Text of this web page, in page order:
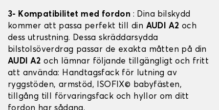
3- Kompatibilitet med fordon : Dina bilskydd
kommer att passa perfekt till din AUDI A2 och
dess utrustning. Dessa skräddarsydda
bilstolsöverdrag passar de exakta måtten på din
AUDI A2 och lämnar följande tillgängligt och fritt
att använda: Handtagsfack för lutning av
ryggstöden, armstöd, ISOFIX© babyfästen,
tillgång till förvaringsfack och hyllor om ditt